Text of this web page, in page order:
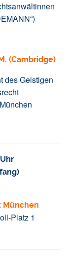
(Cambridge)
des Geistigen
München
Platz 1